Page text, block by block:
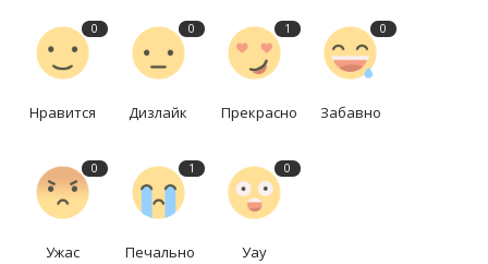
0
Нравится
0
Дизлайк
1
Прекрасно
0
Забавно
0
Ужас
1
Печально
0
Уау